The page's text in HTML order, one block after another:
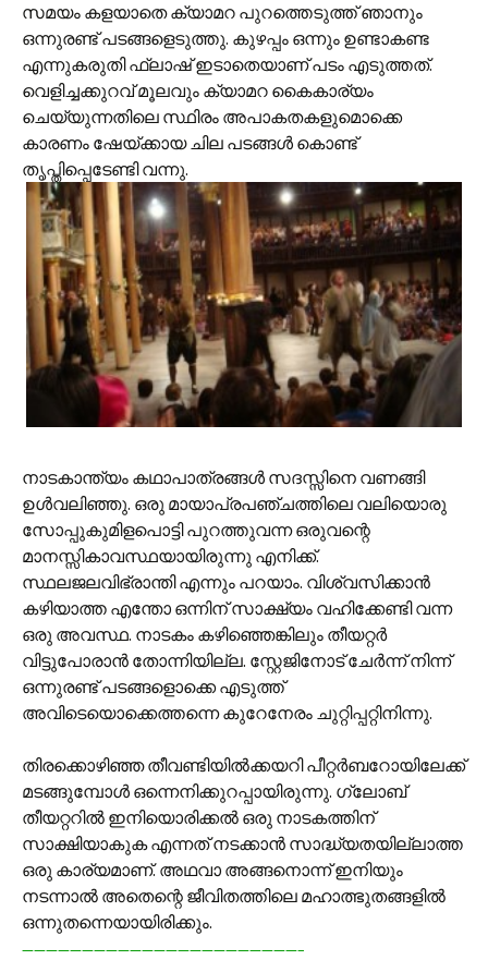
സമയം കളയാതെ ക്യാമറ പുറത്തെടുത്ത് ഞാനും
ഒന്നുരണ്ട് പടങ്ങളെടുത്തു. കുഴപ്പം ഒന്നും ഉണ്ടാകണ്ട
എന്നുകരുതി ഫ്ലാഷ് ഇടാതെയാണ് പടം എടുത്തത്.
വെളിച്ചക്കുറവ് മൂലവും ക്യാമറ കൈകാര്യം
ചെയ്യുന്നതിലെ സ്ഥിരം അപാകതകളുമൊക്കെ
കാരണം ഷേയ്ക്കായ ചില പടങ്ങള്‍ കൊണ്ട്
തൃപ്തിപ്പെടേണ്ടി വന്നു.
നാടകാന്ത്യം കഥാപാത്രങ്ങള്‍ സദസ്സിനെ വണങ്ങി
ഉള്‍വലിഞ്ഞു. ഒരു മായാപ്രപഞ്ചത്തിലെ വലിയൊരു
സോപ്പുകുമിളപൊട്ടി പുറത്തുവന്ന ഒരുവന്റെ
മാനസ്സികാവസ്ഥയായിരുന്നു എനിക്ക്.
സ്ഥലജലവിഭ്രാന്തി എന്നും പറയാം. വിശ്വസിക്കാന്‍
കഴിയാത്ത എന്തോ ഒന്നിന് സാക്ഷ്യം വഹിക്കേണ്ടി വന്ന
ഒരു അവസ്ഥ. നാടകം കഴിഞ്ഞെങ്കിലും തീയറ്റര്‍
വിട്ടുപോരാന്‍ തോന്നിയില്ല. സ്റ്റേജിനോട് ചേര്‍ന്ന് നിന്ന്
ഒന്നുരണ്ട് പടങ്ങളൊക്കെ എടുത്ത്
അവിടെയൊക്കെത്തന്നെ കുറേനേരം ചുറ്റിപ്പറ്റിനിന്നു.
തിരക്കൊഴിഞ്ഞ തീവണ്ടിയില്‍ക്കയറി പീറ്റര്‍ബറോയിലേക്ക്
മടങ്ങുമ്പോള്‍ ഒന്നെനിക്കുറപ്പായിരുന്നു. ഗ്ലോബ്
തീയറ്ററില്‍ ഇനിയൊരിക്കല്‍ ഒരു നാടകത്തിന്
സാക്ഷിയാകുക എന്നത് നടക്കാന്‍ സാദ്ധ്യതയില്ലാത്ത
ഒരു കാര്യമാണ്. അഥവാ അങ്ങനൊന്ന് ഇനിയും
നടന്നാല്‍ അതെന്റെ ജീവിതത്തിലെ മഹാത്ഭുതങ്ങളില്‍
ഒന്നുതന്നെയായിരിക്കും.
———————————————————————–